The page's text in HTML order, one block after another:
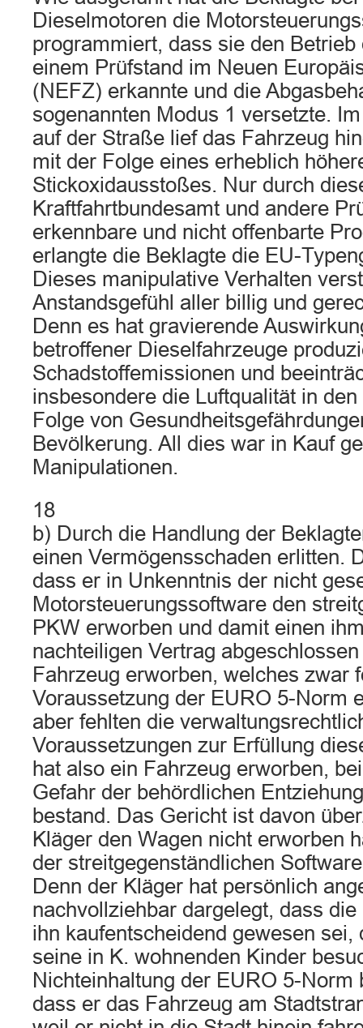
Dieselmotoren die
programmiert, dass sie den
einem Prüfstand im Neuen
(NEFZ) erkannte und die
sogenannten Modus 1 versetzte.
auf der Straße lief das Fahrzeug
mit der Folge eines erheblich
Stickoxidausstoßes. Nur durch
Kraftfahrtbundesamt und andere
erkennbare und nicht offenbarte
erlangte die Beklagte die EU-
Dieses manipulative Verhalten
Anstandsgefühl aller billig und
Denn es hat gravierende
betroffener Dieselfahrzeuge
Schadstoffemissionen und
insbesondere die Luftqualität in
Folge von
Bevölkerung. All dies war in Kauf
Manipulationen.
18
b) Durch die Handlung der
einen Vermögensschaden erlitten.
dass er in Unkenntnis der nicht
Motorsteuerungssoftware den
PKW erworben und damit einen
nachteiligen Vertrag
Fahrzeug erworben, welches zwar
Voraussetzung der EURO 5-Norm
aber fehlten die
Voraussetzungen zur Erfüllung
hat also ein Fahrzeug erworben,
Gefahr der behördlichen
bestand. Das Gericht ist davon
Kläger den Wagen nicht erworben
der streitgegenständlichen
Denn der Kläger hat persönlich
nachvollziehbar dargelegt, dass
ihn kaufentscheidend gewesen sei,
seine in K. wohnenden Kinder
Nichteinhaltung der EURO 5-Norm
dass er das Fahrzeug am